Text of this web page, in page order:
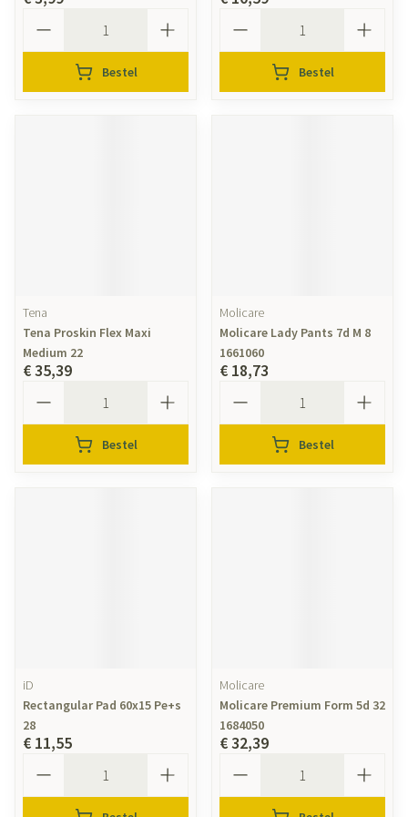
Bestel Bestel
Tena
Tena Proskin Flex Maxi
Medium 22
€ 35,39
Bestel
Molicare
Molicare Lady Pants 7d M 8
1661060
€ 18,73
Bestel
iD
Rectangular Pad 60x15 Pe+s
28
€ 11,55
Molicare
Molicare Premium Form 5d 32
1684050
€ 32,39